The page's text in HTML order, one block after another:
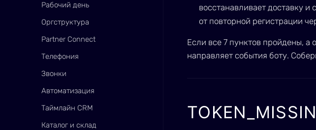
Рабочий день
Оргструктура
Partner Connect
Телефония
Звонки
Автоматизация
Таймлайн CRM
Каталог и склад
восстанавливает доставку и
от повторной регистрации
Если все 7 пунктов пройдены, а
направляет события боту.